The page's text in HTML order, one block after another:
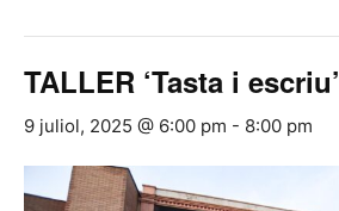
TALLER ‘Tasta i escriu’
9 juliol, 2025 @ 6:00 pm - 8:00 pm